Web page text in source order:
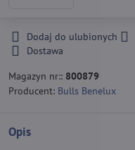
Dodaj do ulubionych
Dostawa
Magazyn nr:: 800879
Producent: Bulls Benelux
Opis